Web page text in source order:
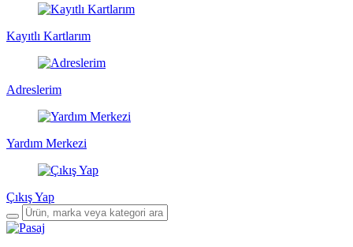
Kayıtlı Kartlarım
Adreslerim
Yardım Merkezi
Çıkış Yap